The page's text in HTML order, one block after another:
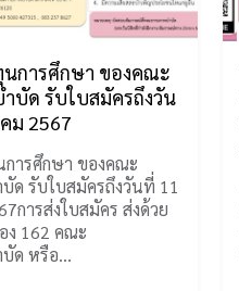
การศึกษา ของคณะ
บัด รับใบสมัครถึงวัน
ม 2567
ารศึกษา ของคณะ
ด รับใบสมัครถึงวันที่ 11
การส่งใบสมัคร ส่งด้วย
ง 162 คณะ
ด หรือ…